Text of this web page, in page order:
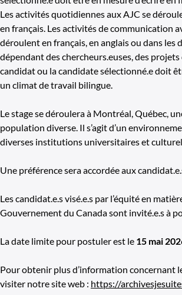
Les activités quotidiennes aux AJC se
en français. Les activités de communication
déroulent en français, en anglais ou dans les
dépendant des chercheurs.euses, des
candidat ou la candidate sélectionné.e doit
un climat de travail bilingue.
Le stage se déroulera à Montréal, Québec,
population diverse. Il s’agit d’un
diverses institutions universitaires et
Une préférence sera accordée aux
Les candidat.e.s visé.e.s par l’équité en
Gouvernement du Canada sont invité.e.s à
La date limite pour postuler est le 15 mai
Pour obtenir plus d’information concernant
visiter notre site web : https://